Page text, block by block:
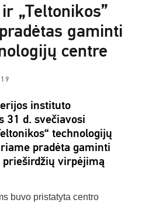
„Teltonikos”
gaminti
centre
instituto
31 d. svečiavosi
technologijų
pradėta gaminti
virpėjimą
buvo pristatyta centro